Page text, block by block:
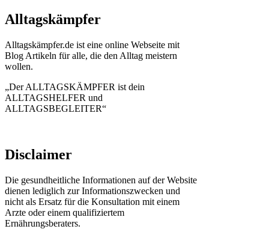
Alltagskämpfer
Alltagskämpfer.de ist eine online Webseite mit
Blog Artikeln für alle, die den Alltag meistern
wollen.
„Der ALLTAGSKÄMPFER ist dein
ALLTAGSHELFER und
ALLTAGSBEGLEITER“
Disclaimer
Die gesundheitliche Informationen auf der Website
dienen lediglich zur Informationszwecken und
nicht als Ersatz für die Konsultation mit einem
Arzte oder einem qualifiziertem
Ernährungsberaters.